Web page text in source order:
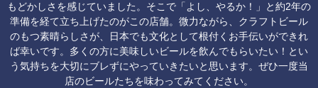
もどかしさを感じていました。そこで「よし、やるか！」と約2年の
準備を経て立ち上げたのがこの店舗。微力ながら、クラフトビール
のもつ素晴らしさが、日本でも文化として根付くお手伝いができれ
ば幸いです。多くの方に美味しいビールを飲んでもらいたい！とい
う気持ちを大切にブレずにやっていきたいと思います。ぜひ一度当
店のビールたちを味わってみてください。